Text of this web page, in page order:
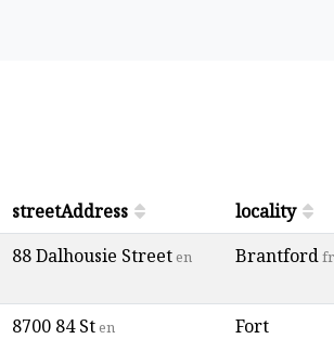
streetAddress locality
88 Dalhousie Street en Brantfordfr
8700 84 Sten
Fort